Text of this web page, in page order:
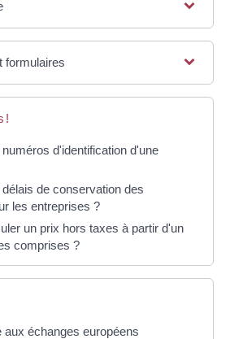
formulaires
!
d'identification d'une
de conservation des
les entreprises ?
un prix hors taxes à partir d'un
comprises ?
aux échanges européens